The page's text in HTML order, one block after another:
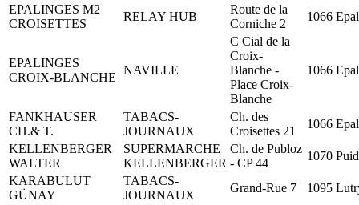
EPALINGES M2
CROISETTES
RELAY HUB
Route de la
Corniche 2
1066
EPALINGES
CROIX-BLANCHE
NAVILLE
C Cial de la
Croix-
Blanche -
Place Croix-
Blanche
1066
FANKHAUSER
CH.& T.
TABACS-
JOURNAUX
Ch. des
Croisettes 21
1066
KELLENBERGER
WALTER
SUPERMARCHE
KELLENBERGER
Ch. de Publoz
- CP 44
1070
KARABULUT
GÜNAY
TABACS-
JOURNAUX
Grand-Rue 7
1095